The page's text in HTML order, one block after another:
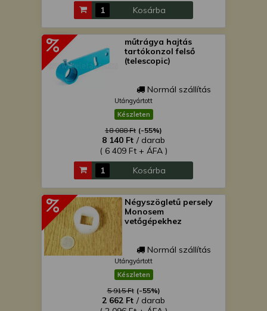
Kosárba
műtrágya hajtás
tartókonzol felső
(telescopic)
Normál szállítás
Utángyártott
Készleten
18 088 Ft (-55%)
8 140 Ft / darab
( 6 409 Ft + ÁFA )
Kosárba
Négyszögletű persely
Monosem
vetőgépekhez
Normál szállítás
Utángyártott
Készleten
5 915 Ft (-55%)
2 662 Ft / darab